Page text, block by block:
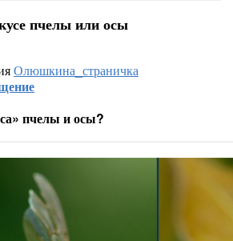
пчелы или осы
Олюшкина_страничка
пчелы и осы?